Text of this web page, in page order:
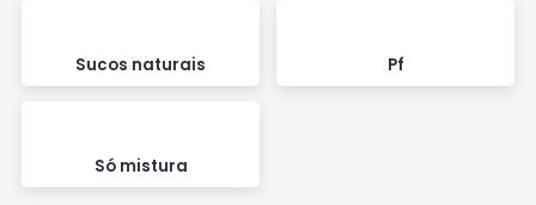
Sucos naturais Pf
Só mistura